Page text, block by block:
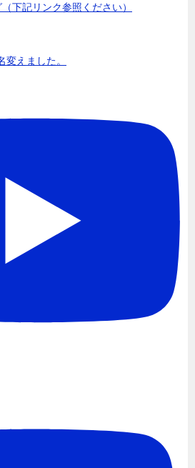
下記リンク参照ください）
えました。